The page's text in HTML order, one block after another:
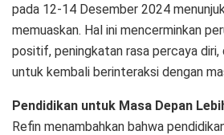
pada 12-14 Desember 2024
memuaskan. Hal ini mencerminkan
positif, peningkatan rasa percaya diri,
untuk kembali berinteraksi dengan
Pendidikan untuk Masa Depan
Refin menambahkan bahwa